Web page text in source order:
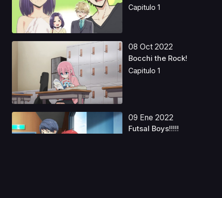
Capitulo 1
08 Oct 2022
Bocchi the Rock!
Capitulo 1
09 Ene 2022
Futsal Boys!!!!!